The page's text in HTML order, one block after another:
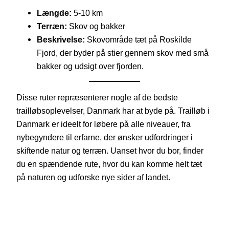
Længde: 5-10 km
Terræn: Skov og bakker
Beskrivelse: Skovområde tæt på Roskilde
Fjord, der byder på stier gennem skov med små
bakker og udsigt over fjorden.
Disse ruter repræsenterer nogle af de bedste
trailløbsoplevelser, Danmark har at byde på. Trailløb i
Danmark er ideelt for løbere på alle niveauer, fra
nybegyndere til erfarne, der ønsker udfordringer i
skiftende natur og terræn. Uanset hvor du bor, finder
du en spændende rute, hvor du kan komme helt tæt
på naturen og udforske nye sider af landet.